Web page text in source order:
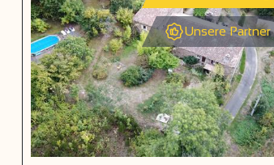
Unsere Partner